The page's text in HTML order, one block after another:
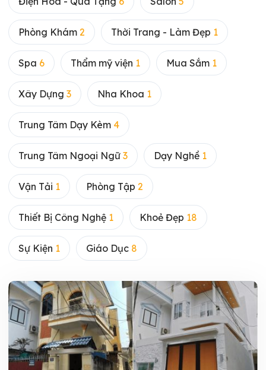
Phòng Khám 2 Thời Trang - Làm Đẹp 1
Spa 6 Thẩm mỹ viện 1 Mua Sắm 1
Xây Dựng 3 Nha Khoa 1
Trung Tâm Dạy Kèm 4
Trung Tâm Ngoại Ngữ 3 Dạy Nghề 1
Vận Tải 1 Phòng Tập 2
Thiết Bị Công Nghệ 1 Khoẻ Đẹp 18
Sự Kiện 1 Giáo Dục 8